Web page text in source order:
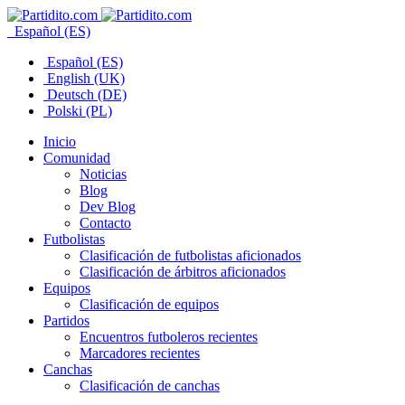
Español (ES)
Español (ES)
English (UK)
Deutsch (DE)
Polski (PL)
Inicio
Comunidad
Noticias
Blog
Dev Blog
Contacto
Futbolistas
Clasificación de futbolistas aficionados
Clasificación de árbitros aficionados
Equipos
Clasificación de equipos
Partidos
Encuentros futboleros recientes
Marcadores recientes
Canchas
Clasificación de canchas